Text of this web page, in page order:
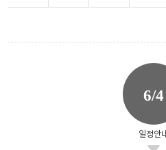
6/4
일정안